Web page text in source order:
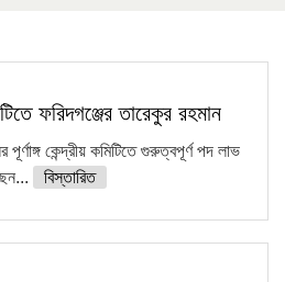
প্রাণহানি
প্রতিষ্ঠান
ফরিদগঞ্জের তারেকুর রহমান
পূর্ণাঙ্গ কেন্দ্রীয় কমিটিতে গুরুত্বপূর্ণ পদ লাভ
বিস্তারিত